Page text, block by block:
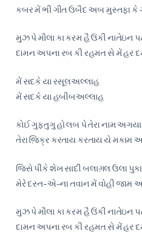
કબર મેં ભી ગીત ઉબૈદ અબ મુસ્તફા કે
મુઝ પે મૌલા કા કરમ હૈ ઉંકી નાતેઇન
દામન અપના રબ કી રહમત સે મેં હર
મેં સદકે યા રસૂલઅલ્લાહ
મેં સદકે યા હબીબઅલ્લાહ
કોઈ ગુફ્તુગુ હો લબ પે તેરા નામ
તેરા જ઼િક્ર કરતાય કરતાય યે મકામ
જિસે પીકે શેખ સાદી બલાગ઼લ ઉલા
મેરે દસ્ત-એ-ના તવાન મેં વોહી જામ
મુઝ પે મૌલા કા કરમ હૈ ઉંકી નાતેઇન
દામન અપના રબ કી રહમત સે મેં હર